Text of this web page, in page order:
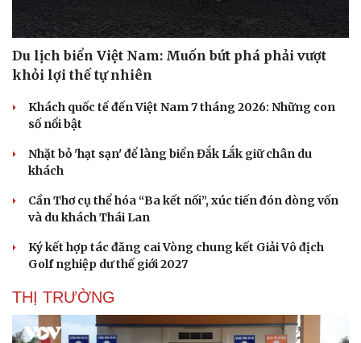
Du lịch biển Việt Nam: Muốn bứt phá phải vượt
khỏi lợi thế tự nhiên
Khách quốc tế đến Việt Nam 7 tháng 2026: Những con
số nổi bật
Nhặt bỏ 'hạt sạn' để làng biển Đắk Lắk giữ chân du
khách
Cần Thơ cụ thể hóa “Ba kết nối”, xúc tiến đón dòng vốn
và du khách Thái Lan
Ký kết hợp tác đăng cai Vòng chung kết Giải Vô địch
Golf nghiệp dư thế giới 2027
THỊ TRƯỜNG